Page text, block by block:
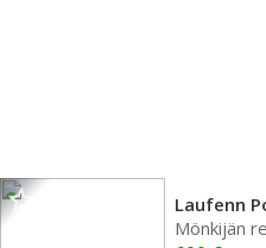
Laufenn
Mönkijän